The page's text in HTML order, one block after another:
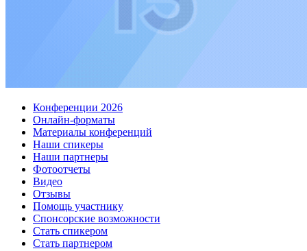
Конференции 2026
Онлайн-форматы
Материалы конференций
Наши спикеры
Наши партнеры
Фотоотчеты
Видео
Отзывы
Помощь участнику
Спонсорские возможности
Стать спикером
Стать партнером